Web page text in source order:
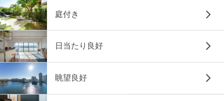
庭付き
日当たり良好
眺望良好